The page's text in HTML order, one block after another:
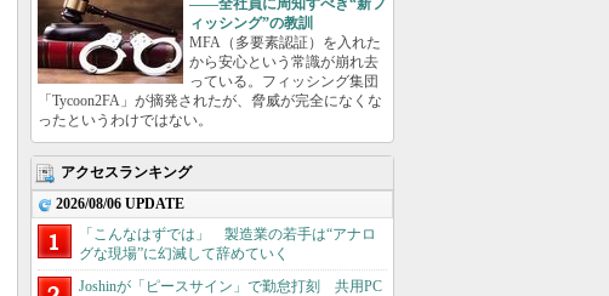
――全社員に周知すべき“新フ
ィッシング”の教訓
MFA（多要素認証）を入れた
から安心という常識が崩れ去
っている。フィッシング集団
「Tycoon2FA」が摘発されたが、脅威が完全になくな
ったというわけではない。
アクセスランキング
2026/08/06 UPDATE
「こんなはずでは」 製造業の若手は“アナロ
グな現場”に幻滅して辞めていく
Joshinが「ピースサイン」で勤怠打刻 共用PC